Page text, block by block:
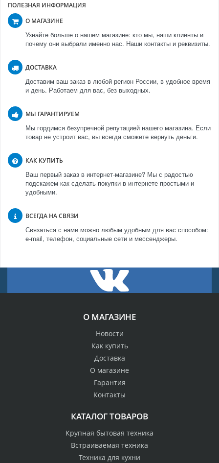
ПОЛЕЗНАЯ ИНФОРМАЦИЯ
О МАГАЗИНЕ
Узнайте больше о нашем магазине: кто мы, наши клиенты и
почему они выбрали именно нас. Наши контакты и реквизиты.
ДОСТАВКА
Доставим ваш заказ в любой регион России, в удобное время
и день. Работаем для вас, без выходных.
МЫ ГАРАНТИРУЕМ
Мы гордимся безупречной репутацией нашего магазина. Если
товар не устроит вас, вы всегда сможете вернуть деньги.
КАК КУПИТЬ
Ваш первый заказ в интернет-магазине? Мы с радостью
подскажем как сделать покупки в интернете простыми и
удобными.
ВСЕГДА НА СВЯЗИ
Связаться с нами можно любым удобным для вас способом:
e-mail, телефон, социальные сети и мессенджеры.
О МАГАЗИНЕ
Новости
Как купить
Доставка
О магазине
Гарантия
Контакты
КАТАЛОГ ТОВАРОВ
Крупная бытовая техника
Встраиваемая техника
Техника для кухни